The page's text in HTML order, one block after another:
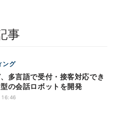
事
ング
多言語で受付・接客対応でき
の会話ロボットを開発
16:46